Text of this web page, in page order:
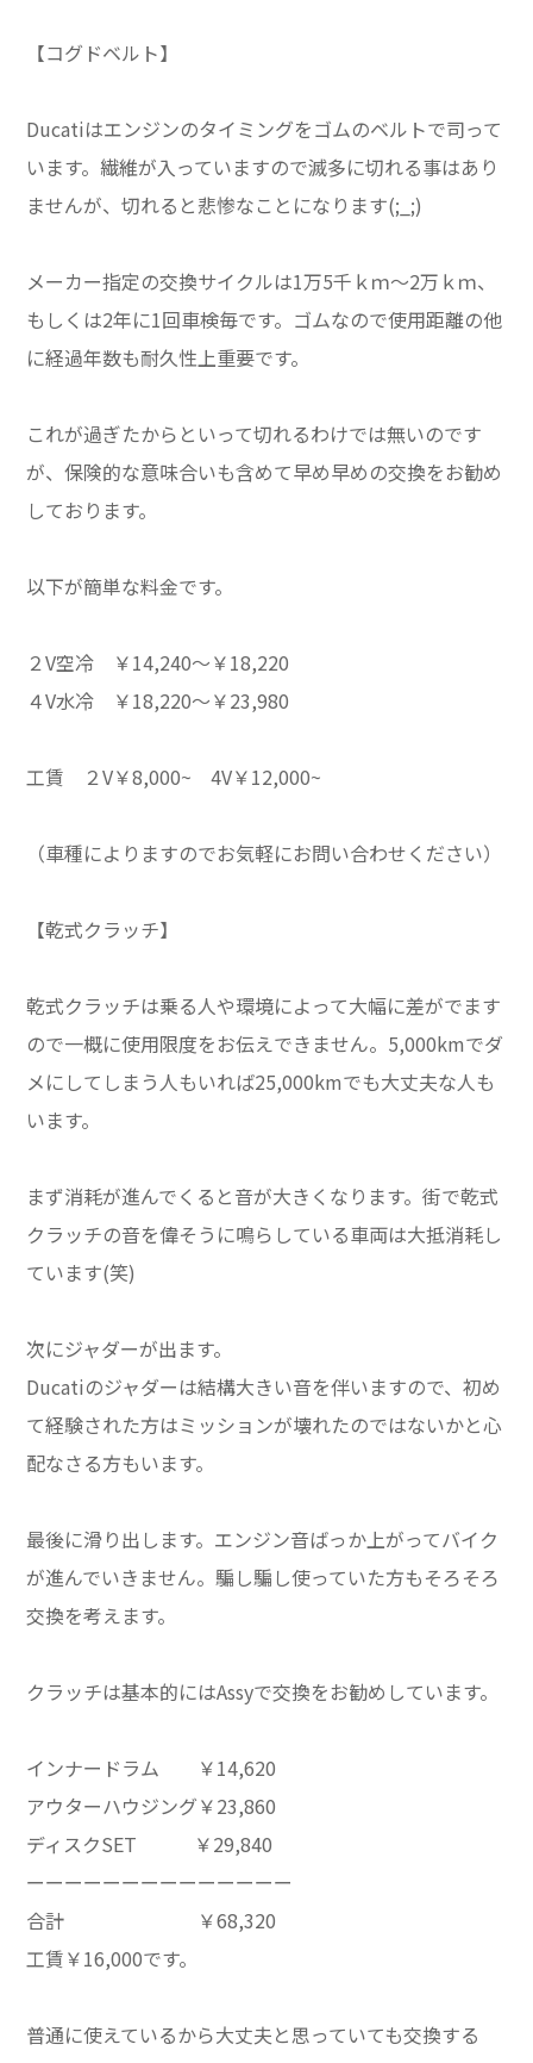
【コグドベルト】
Ducatiはエンジンのタイミングをゴムのベルトで司って
います。繊維が入っていますので滅多に切れる事はあり
ませんが、切れると悲惨なことになります(;_;)
メーカー指定の交換サイクルは1万5千ｋｍ～2万ｋｍ、
もしくは2年に1回車検毎です。ゴムなので使用距離の他
に経過年数も耐久性上重要です。
これが過ぎたからといって切れるわけでは無いのです
が、保険的な意味合いも含めて早め早めの交換をお勧め
しております。
以下が簡単な料金です。
２V空冷 ￥14,240～￥18,220
４V水冷 ￥18,220～￥23,980
工賃 ２V￥8,000~ 4V￥12,000~
（車種によりますのでお気軽にお問い合わせください）
【乾式クラッチ】
乾式クラッチは乗る人や環境によって大幅に差がでます
ので一概に使用限度をお伝えできません。5,000kmでダ
メにしてしまう人もいれば25,000kmでも大丈夫な人も
います。
まず消耗が進んでくると音が大きくなります。街で乾式
クラッチの音を偉そうに鳴らしている車両は大抵消耗し
ています(笑)
次にジャダーが出ます。
Ducatiのジャダーは結構大きい音を伴いますので、初め
て経験された方はミッションが壊れたのではないかと心
配なさる方もいます。
最後に滑り出します。エンジン音ばっか上がってバイク
が進んでいきません。騙し騙し使っていた方もそろそろ
交換を考えます。
クラッチは基本的にはAssyで交換をお勧めしています。
インナードラム ￥14,620
アウターハウジング￥23,860
ディスクSET ￥29,840
ーーーーーーーーーーーーーー
合計 ￥68,320
工賃￥16,000です。
普通に使えているから大丈夫と思っていても交換する